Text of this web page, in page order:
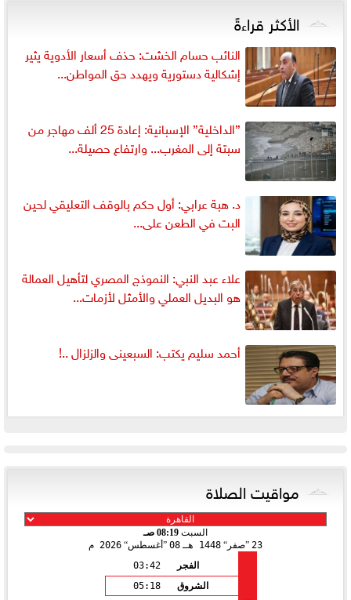
الأكثر قراءةً
النائب حسام الخشت: حذف أسعار الأدوية يثير
إشكالية دستورية ويهدد حق المواطن...
”الداخلية” الإسبانية: إعادة 25 ألف مهاجر من
سبتة إلى المغرب... وارتفاع حصيلة...
د. هبة عرابي: أول حكم بالوقف التعليقي لحين
البت في الطعن على...
علاء عبد النبي: النموذج المصري لتأهيل العمالة
هو البديل العملي والأمثل لأزمات...
أحمد سليم يكتب: السبعينى والزلزال ..!
مواقيت الصلاة
السبت 08:19 صـ
23 صفر 1448 هـ 08 أغسطس 2026 م
الفجر
03:42
الشروق
05:18